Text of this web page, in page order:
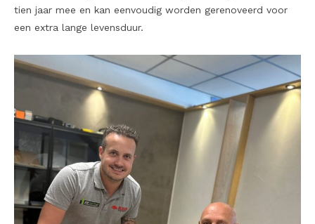
tien jaar mee en kan eenvoudig worden gerenoveerd voor
een extra lange levensduur.